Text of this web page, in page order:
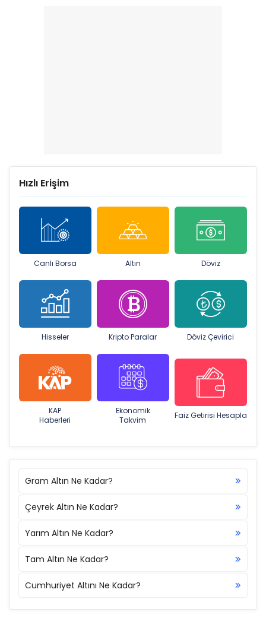
Hızlı Erişim
Canlı Borsa Altın Döviz
Hisseler Kripto Paralar Döviz Çevirici
KAP
Haberleri
Ekonomik
Takvim
Faiz Getirisi Hesapla
Gram Altın Ne Kadar?
Çeyrek Altın Ne Kadar?
Yarım Altın Ne Kadar?
Tam Altın Ne Kadar?
Cumhuriyet Altını Ne Kadar?